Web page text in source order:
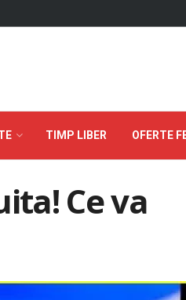
TIMP LIBER OFERTE
Ce va